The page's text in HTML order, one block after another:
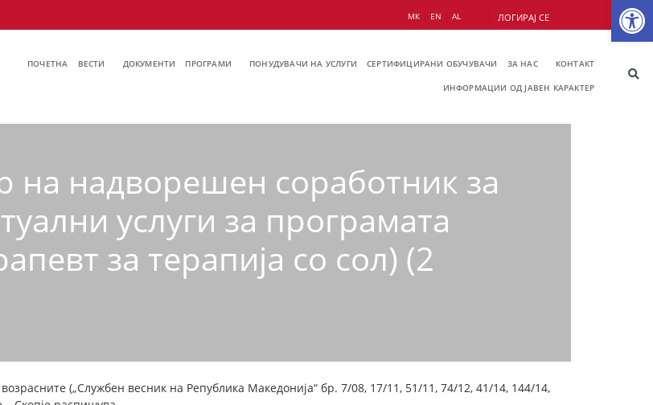
МК EN AL ЛОГИРАЈ СЕ
ПОЧЕТНА ВЕСТИ ДОКУМЕНТИ ПРОГРАМИ ПОНУДУВАЧИ НА УСЛУГИ СЕРТИФИЦИРАНИ ОБУЧУВАЧИ ЗА НАС КОНТАКТ
ИНФОРМАЦИИ ОД ЈАВЕН КАРАКТЕР
на надворешен соработник за
услуги за програмата
за терапија со сол) (2
(„Службен весник на Република Македонија“ бр. 7/08, 17/11, 51/11, 74/12, 41/14, 144/14,